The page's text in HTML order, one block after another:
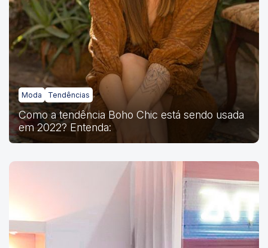
Moda Tendências
Como a tendência Boho Chic está sendo usada
em 2022? Entenda: